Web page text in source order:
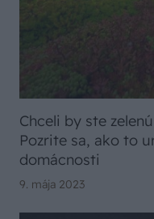
Chceli by ste
Pozrite sa, ako to
domácnosti
9. mája 2023